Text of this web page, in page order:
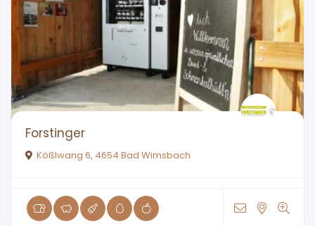
Forstinger
Kößlwang 6, 4654 Bad Wimsbach